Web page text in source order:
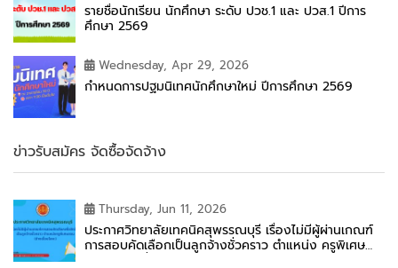
รายชื่อนักเรียน นักศึกษา ระดับ ปวช.1 และ ปวส.1 ปีการ
ศึกษา 2569
Wednesday, Apr 29, 2026
กำหนดการปฐมนิเทศนักศึกษาใหม่ ปีการศึกษา 2569
ข่าวรับสมัคร จัดซื้อจัดจ้าง
Thursday, Jun 11, 2026
ประกาศวิทยาลัยเทคนิคสุพรรณบุรี เรื่องไม่มีผู้ผ่านเกณฑ์
การสอบคัดเลือกเป็นลูกจ้างชั่วคราว ตำแหน่ง ครูพิเศษ